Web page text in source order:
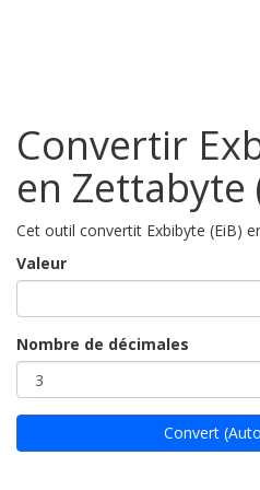
Convertir
en Zettabyte
Cet outil convertit Exbibyte (EiB)
Valeur
Nombre de décimales
Convert